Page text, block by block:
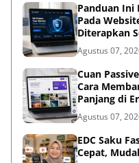
Panduan Ini
Pada
Diterapkan
Agustus 07,
Cuan
Cara
Panjang di
Agustus 07,
EDC Saku
Cepat,